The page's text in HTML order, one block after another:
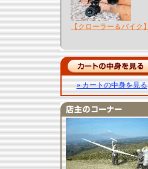
【クローラー＆バイク】
» カートの中身を見る